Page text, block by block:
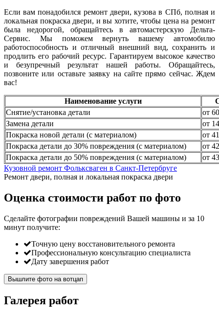
Если вам понадобился ремонт двери, кузова в СПб, полная и
локальная покраска двери, и вы хотите, чтобы цена на ремонт
была недорогой, обращайтесь в автомастерскую Дельта-
Сервис. Мы поможем вернуть вашему автомобилю
работоспособность и отличный внешний вид, сохранить и
продлить его рабочий ресурс. Гарантируем высокое качество
и безупречный результат нашей работы. Обращайтесь,
позвоните или оставьте заявку на сайте прямо сейчас. Ждем
вас!
Наименование услуги
Снятие/установка детали
от
Замена детали
от
Покраска новой детали (с материалом)
от
Покраска детали до 30% повреждения (с материалом)
от
Покраска детали до 50% повреждения (с материалом)
от
Кузовной ремонт Фольксваген в Санкт-Петербруге
Ремонт двери, полная и локальная покраска двери
Оценка стоимости работ по фото
Сделайте фотографии повреждений Вашей машины и за 10
минут получите:
Точную цену восстановительного ремонта
Профессиональную консультацию специалиста
Дату завершения работ
Вышлите фото на вотцап
Галерея работ